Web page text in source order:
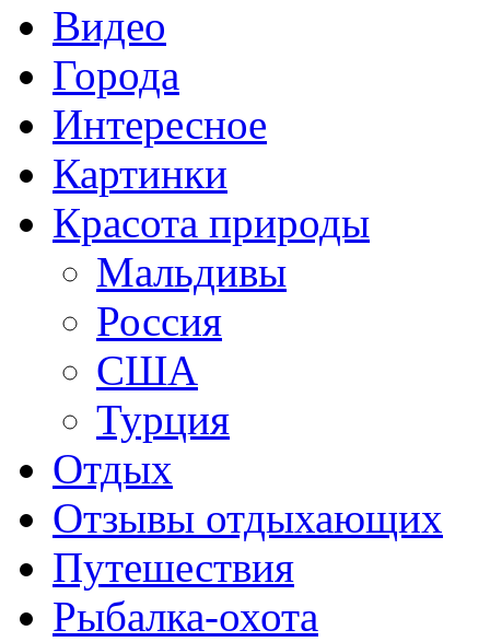
Видео
Города
Интересное
Картинки
Красота природы
Мальдивы
Россия
США
Турция
Отдых
Отзывы отдыхающих
Путешествия
Рыбалка-охота